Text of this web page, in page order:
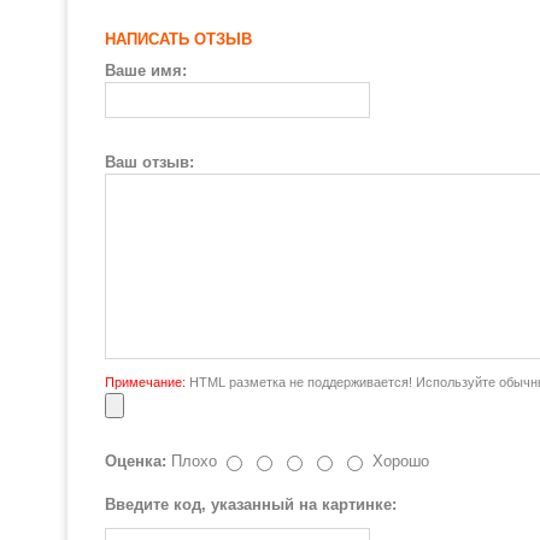
НАПИСАТЬ ОТЗЫВ
Ваше имя:
Ваш отзыв:
Примечание: HTML разметка не поддерживается! Используйте
Оценка: Плохо Хорошо
Введите код, указанный на картинке: